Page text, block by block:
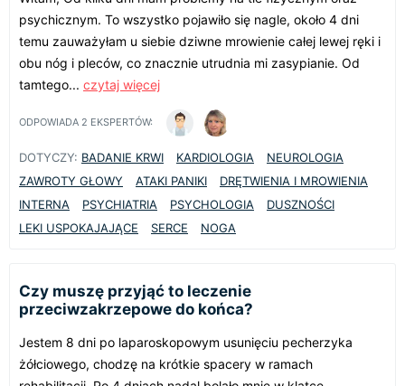
psychicznym. To wszystko pojawiło się nagle, około 4 dni
temu zauważyłam u siebie dziwne mrowienie całej lewej ręki i
obu nóg i pleców, co znacznie utrudnia mi zasypianie. Od
tamtego... czytaj więcej
ODPOWIADA 2 EKSPERTÓW:
DOTYCZY: BADANIE KRWI KARDIOLOGIA
NEUROLOGIA
ZAWROTY GŁOWY
ATAKI PANIKI
DRĘTWIENIA I MROWIENIA
INTERNA
PSYCHIATRIA PSYCHOLOGIA
DUSZNOŚCI
LEKI USPOKAJAJĄCE
SERCE NOGA
Czy muszę przyjąć to leczenie
przeciwzakrzepowe do końca?
Jestem 8 dni po laparoskopowym usunięciu pecherzyka
żółciowego, chodzę na krótkie spacery w ramach